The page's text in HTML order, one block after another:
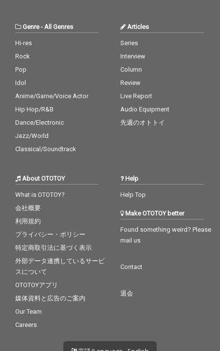
Engineer : 和田貴史^ N
UENDO Operator : 川
崎良介^ Produced by
ジシャン》^ Vocal：Eu
reka Republic , 佐藤嘉
風^ Saxophone：鈴木
志^ Field Recording：E
ureka Republic^ Keyb
和田貴史^
Genre- All Genres
Hi-res
Rock
Pop
Idol
Anime/Game/Voice Actor
Hip Hop/R&B
Dance/Electronic
Jazz/World
Classical/Soundtrack
Articles
Series
Interview
Column
Review
Live Report
Audio Equipment
先週のオトトイ
About OTOTOY
What is OTOTOY?
会社概要
利用規約
プライバシー・ポリシー
特定商取引法に基づく表示
外部データ連携しているサービ
スについて
OTOTOYアプリ
媒体資料と広告のご案内
Our Team
Careers
Help
Help Top
Make OTOTOY better
Found something weird? Please
mail us
Contact
退会